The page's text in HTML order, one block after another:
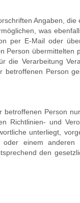
Angaben,
was
per E-Mail oder
Person übermittelten
Verarbeitung
Person
betroffenen Person
Richtlinien- und
unterliegt,
einem anderen
den